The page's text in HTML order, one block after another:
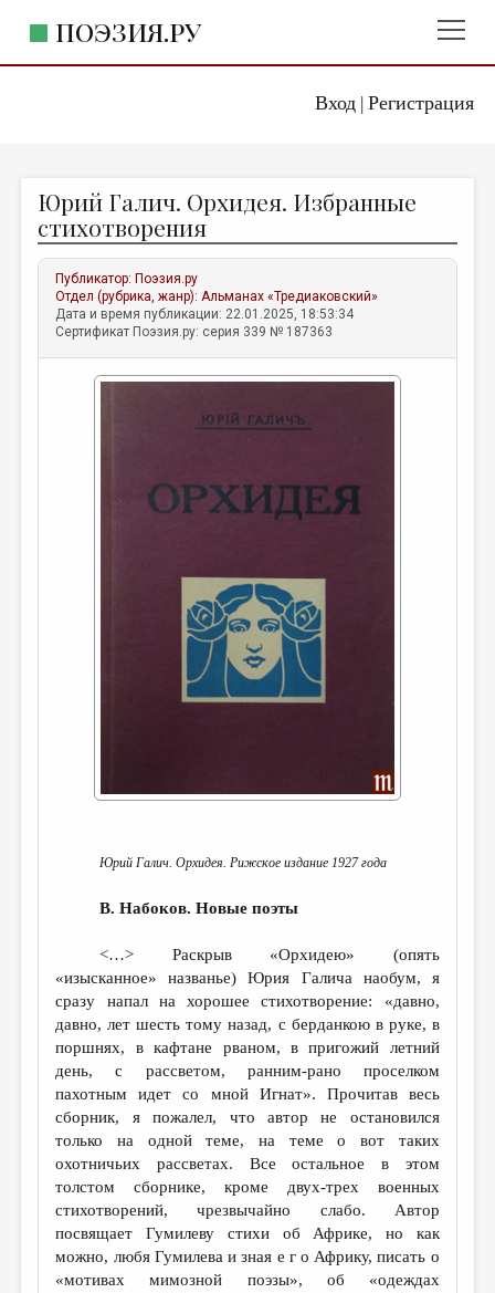
Вход| Регистрация
ПОЭЗИЯ.РУ
ЖАНРЫ
АВТОРЫ
КОММЕНТАРИИ
ЛИТСАЛОН
СТРАНИЦЫ ПАМЯТИ
РЕДКОЛЛЕГИЯ
ОТ РЕДАКЦИИ
МАЛАЯ ПРОЗА
ЭССЕИСТИКА
ЛИТЕРАТУРОВЕДЕНИЕ
КУЛЬТУРОВЕДЕНИЕ
ПУБЛИЦИСТИКА
РЕЦЕНЗИРОВАНИЕ
ЦИКЛЫ ПУБЛИКАЦИЙ
ТРЕДИАКОВСКИЙ
Юрий Галич. Орхидея. Избранные
стихотворения
Публикатор: Поэзия.ру
Отдел (рубрика, жанр):Альманах «Тредиаковский»
Дата и время публикации: 22.01.2025, 18:53:34
Сертификат Поэзия.ру: серия 339 № 187363
Юрий Галич. Орхидея. Рижское издание 1927 года
В. Набоков. Новые поэты
<…> Раскрыв «Орхидею» (опять
«изысканное» названье) Юрия Галича наобум, я
сразу напал на хорошее стихотворение: «давно,
давно, лет шесть тому назад, с берданкою в руке, в
поршнях, в кафтане рваном, в пригожий летний
день, с рассветом, ранним-рано проселком
пахотным идет со мной Игнат». Прочитав весь
сборник, я пожалел, что автор не остановился
только на одной теме, на теме о вот таких
охотничьих рассветах. Все остальное в этом
толстом сборнике, кроме двух-трех военных
стихотворений, чрезвычайно слабо. Автор
посвящает Гумилеву стихи об Африке, но как
можно, любя Гумилева и зная е г о Африку, писать о
«мотивах мимозной поэзы», об «одеждах